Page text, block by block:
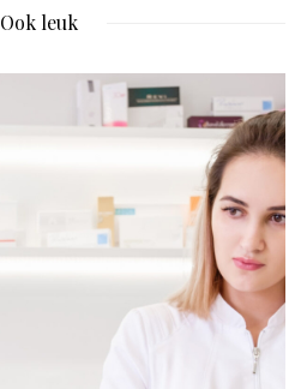
Ook leuk